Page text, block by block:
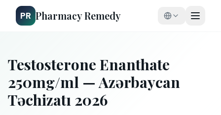
PR Pharmacy Remedy
Testosterone Enanthate
250mg/ml — Azərbaycan
Təchizatı 2026